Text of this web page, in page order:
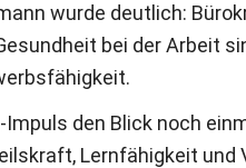
wurde deutlich:
bei der Arbeit
den Blick noch
Lernfähigkeit und